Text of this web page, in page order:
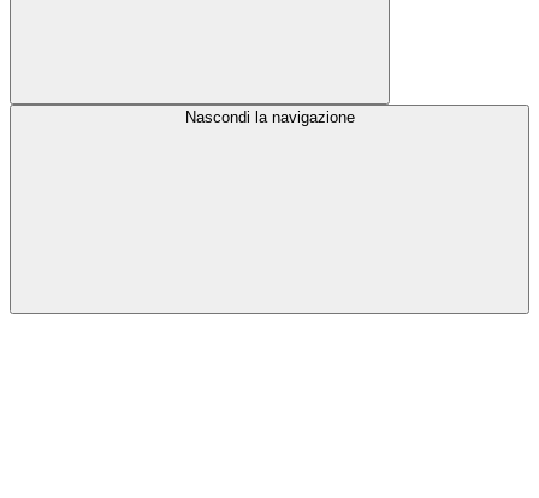
Nascondi la navigazione